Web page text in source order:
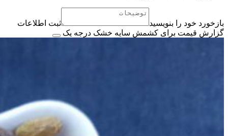
بازخورد خود را بنویسید
ثبت اطلاعات
گزارش قیمت برای کشمش سایه خشک درجه یک